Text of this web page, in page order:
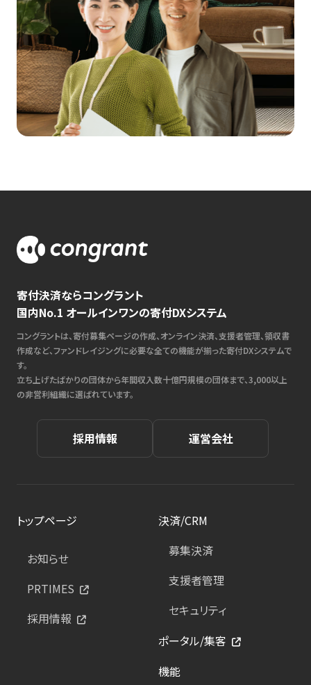
寄付決済ならコングラント
国内No.1 オールインワンの寄付DXシステム
コングラントは、寄付募集ページの作成、オンライン決済、支援者管理、領収書
作成など、ファンドレイジングに必要な全ての機能が揃った寄付DXシステムで
す。
立ち上げたばかりの団体から年間収入数十億円規模の団体まで、3,000以上
の非営利組織に選ばれています。
採用情報 運営会社
トップページ
お知らせ
PRTIMES
採用情報
決済/CRM
募集決済
支援者管理
セキュリティ
ポータル/集客
機能